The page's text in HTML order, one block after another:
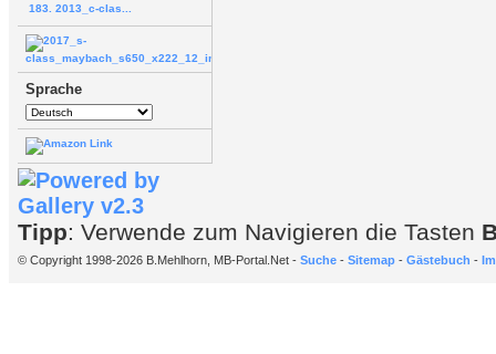
183. 2013_c-clas...
Sprache
Tipp: Verwende zum Navigieren die Tasten
© Copyright 1998-2026 B.Mehlhorn, MB-Portal.Net - Suche - Sitemap - Gästebuch -